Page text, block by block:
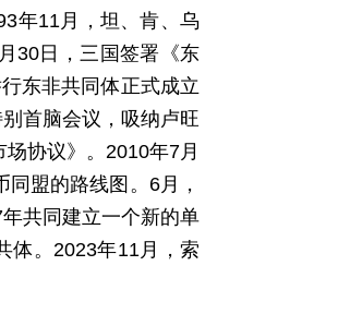
年11月，坦、肯、乌
30日，三国签署《东
东非共同体正式成立
首脑会议，吸纳卢旺
协议》。2010年7月
盟的路线图。6月，
共同建立一个新的单
体。2023年11月，索